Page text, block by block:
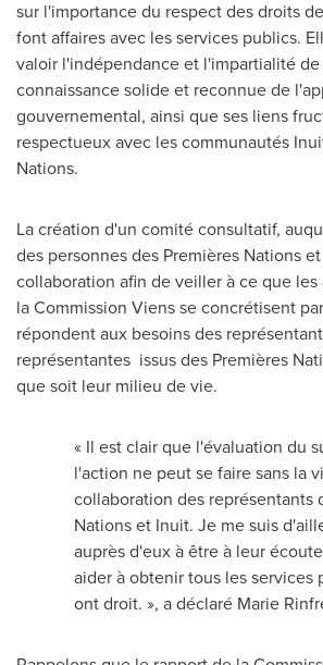
sur l'importance du respect des droits
font affaires avec les services publics.
valoir l'indépendance et l'impartialité
connaissance solide et reconnue de l'
gouvernemental, ainsi que ses liens
respectueux avec les communautés
Nations.
La création d'un comité consultatif,
des personnes des Premières Nations
collaboration afin de veiller à ce que les
la Commission Viens se concrétisent
répondent aux besoins des
représentantes issus des Premières
que soit leur milieu de vie.
« Il est clair que l'évaluation du
l'action ne peut se faire sans la
collaboration des représentants
Nations et Inuit. Je me suis d'
auprès d'eux à être à leur
aider à obtenir tous les services
ont droit. », a déclaré Marie